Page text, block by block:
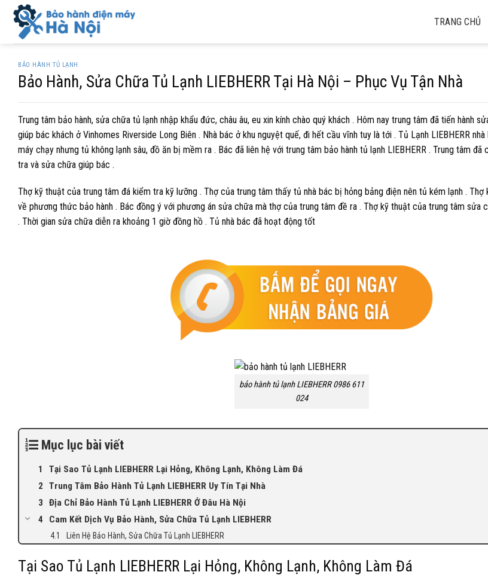
Skip
content
TRANG CHỦ
BẢO HÀNH TỦ LẠNH
Bảo Hành, Sửa Chữa Tủ Lạnh LIEBHERR Tại Hà Nội – Phục Vụ Tận Nhà
Trung tâm bảo hành, sửa chữa tủ lạnh nhập khẩu đức, châu âu, eu xin kính chào quý khách . Hôm nay trung tâm đã tiến hành
giúp bác khách ở Vinhomes Riverside Long Biên . Nhà bác ở khu nguyệt quế, đi hết cầu vĩnh tuy là tới . Tủ Lạnh LIEBHERR
máy chạy nhưng tủ không lạnh sâu, đồ ăn bị mềm ra . Bác đã liên hệ với trung tâm bảo hành tủ lạnh LIEBHERR . Trung tâm
tra và sửa chữa giúp bác .
Thợ kỹ thuật của trung tâm đá kiểm tra kỹ lưỡng . Thợ của trung tâm thấy tủ nhà bác bị hỏng bảng điện nên tủ kém lạnh .
về phương thức bảo hành . Bác đồng ý với phương án sửa chữa mà thợ của trung tâm đề ra . Thợ kỹ thuật của trung tâm sửa
. Thời gian sửa chữa diễn ra khoảng 1 giờ đồng hồ . Tủ nhà bác đã hoạt động tốt
bảo hành tủ lạnh LIEBHERR 0986 611
024
Mục lục bài viết
Tại Sao Tủ Lạnh LIEBHERR Lại Hỏng, Không Lạnh, Không Làm Đá
Trung Tâm Bảo Hành Tủ Lạnh LIEBHERR Uy Tín Tại Nhà
Địa Chỉ Bảo Hành Tủ Lạnh LIEBHERR Ở Đâu Hà Nội
Cam Kết Dịch Vụ Bảo Hành, Sửa Chữa Tủ Lạnh LIEBHERR
Liên Hệ Bảo Hành, Sửa Chữa Tủ Lạnh LIEBHERR
Tại Sao Tủ Lạnh LIEBHERR Lại Hỏng, Không Lạnh, Không Làm Đá